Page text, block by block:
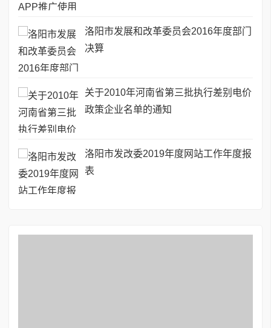
洛阳市发展和改革委员会2016年度部门
决算
关于2010年河南省第三批执行差别电价
政策企业名单的通知
洛阳市发改委2019年度网站工作年度报
表